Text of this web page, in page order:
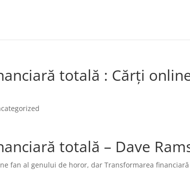
totală : Cărți
totală – Dave
fan al genului de horor, dar Transformarea